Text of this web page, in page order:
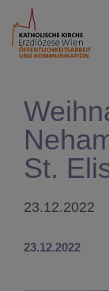
St.
23.12.2022
23.12.2022